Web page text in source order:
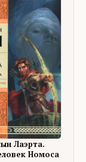
Лаэрта.
Номоса